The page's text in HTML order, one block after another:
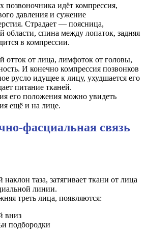
позвоночника идёт компрессия,
давления и сужение
Страдает — поясница,
области, спина между лопаток, задняя
в компрессии.
отток от лица, лимфоток от головы,
И конечно компрессия позвонков
русло идущее к лицу, ухудшается его
питание тканей.
его положения можно увидеть
ещё и на лице.
фасциальная связь
таза, затягивает ткани от лица
линии.
треть лица, появляются:
вниз
подбородки